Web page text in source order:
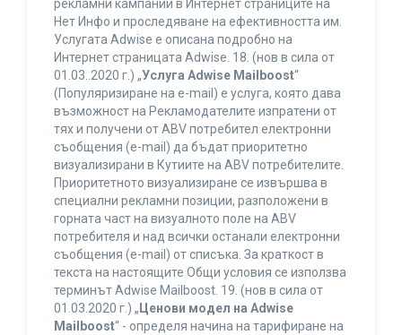
рекламни кампании в Интернет страниците на
Нет Инфо и проследяване на ефективността им.
Услугата Adwise е описана подробно на
Интернет страницата Adwise. 18. (нов в сила от
01.03..2020 г.) „Услуга Adwise Mailboost“
(Популяризиране на e-mail) е услуга, която дава
възможност на Рекламодателите изпратени от
тях и получени от ABV потребител електронни
съобщения (e-mail) да бъдат приоритетно
визуализирани в Кутиите на ABV потребителите.
Приоритетното визуализиране се извършва в
специални рекламни позиции, разположени в
горната част на визуалното поле на ABV
потребителя и над всички останали електронни
съобщения (e-mail) от списъка. За краткост в
текста на настоящите Общи условия се използва
терминът Adwise Mailboost. 19. (нов в сила от
01.03.2020 г.) „ Ценови модел на Adwise
Mailboost“ - определя начина на тарифиране на